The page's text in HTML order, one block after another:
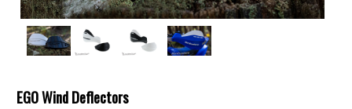
EGO Wind Deflectors